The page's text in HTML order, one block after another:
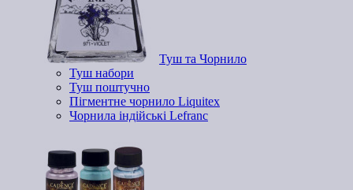
Туш та Чорнило
Туш набори
Туш поштучно
Пігментне чорнило Liquitex
Чорнила індійські Lefranc